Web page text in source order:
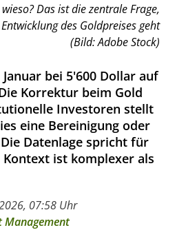
Das ist die zentrale Frage,
des Goldpreises geht
(Bild: Adobe Stock)
bei 5'600 Dollar auf
Korrektur beim Gold
Investoren stellt
eine Bereinigung oder
Datenlage spricht für
Kontext ist komplexer als
07:58 Uhr
Management